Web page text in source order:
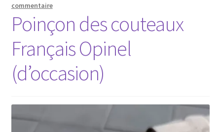
commentaire
Poinçon des couteaux
Français Opinel
(d’occasion)